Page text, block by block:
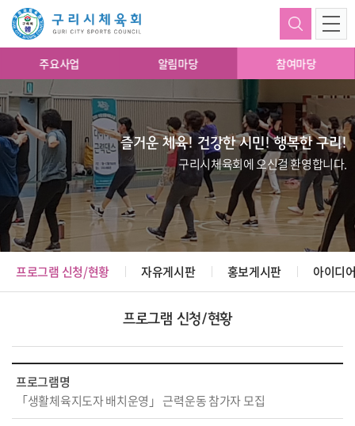
주요사업 알림마당 참여마당
즐거운 체육! 건강한 시민! 행복한 구리!
구리시체육회에 오신걸 환영합니다.
프로그램 신청/현황 자유게시판 홍보게시판 아이디
프로그램 신청/현황
프로그램명
「생활체육지도자 배치운영」 근력운동 참가자 모집